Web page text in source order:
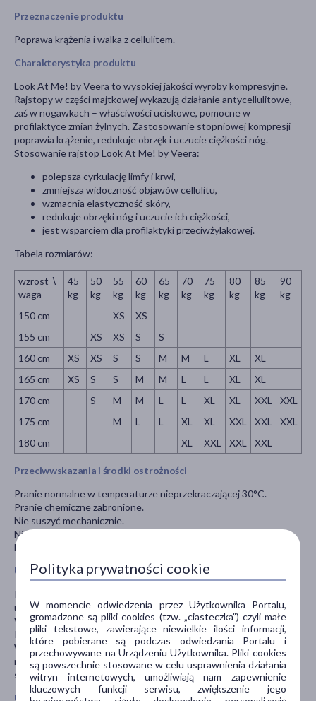
Przeznaczenie produktu
Poprawa krążenia i walka z cellulitem.
Charakterystyka produktu
Look At Me! by Veera to wysokiej jakości wyroby kompresyjne.
Rajstopy w części majtkowej wykazują działanie antycellulitowe,
zaś w nogawkach – właściwości uciskowe, pomocne w
profilaktyce zmian żylnych. Zastosowanie stopniowej kompresji
poprawia krążenie, redukuje obrzęk i uczucie ciężkości nóg.
Stosowanie rajstop Look At Me! by Veera:
polepsza cyrkulację limfy i krwi,
zmniejsza widoczność objawów cellulitu,
wzmacnia elastyczność skóry,
redukuje obrzęki nóg i uczucie ich ciężkości,
jest wsparciem dla profilaktyki przeciwżylakowej.
Tabela rozmiarów:
wzrost ∖
waga
45
kg
50
kg
55
kg
60
kg
65
kg
70
kg
75
kg
80
kg
85
kg
90
kg
150 cm
XS
XS
155 cm
XS XS S
S
160 cm
XS XS S S M M L XL
XL
165 cm
XS S S M M L L XL
XL
170 cm
S M M L L XL XL XXL
XXL
175 cm
M L L XL XL XXL XXL
XXL
180 cm
XL XXL XXL XXL
Przeciwwskazania i środki ostrożności
Pranie normalne w temperaturze nieprzekraczającej 30°C.
Pranie chemiczne zabronione.
Nie suszyć mechanicznie.
Nie chlorować.
Nie prasować.
Uwagi i środki ostrożności
Przed zastosowaniem należy zapoznać się z treścią instrukcji
używania lub etykietą bądź lekarzem.
W przypadku wątpliwości należy skonsultować się z lekarzem.
Przechowywać w sposób niedostępny dla dzieci.
W razie wystąpienia niepokojących objawów lub działań
niepożądanych należy przerwać stosowanie wyrobu i
skontaktować się z lekarzem.
Uwagi
Polityka prywatności cookie
W momencie odwiedzenia przez Użytkownika Portalu,
gromadzone są pliki cookies (tzw. „ciasteczka”) czyli małe
pliki tekstowe, zawierające niewielkie ilości informacji,
które pobierane są podczas odwiedzania Portalu i
przechowywane na Urządzeniu Użytkownika. Pliki cookies
są powszechnie stosowane w celu usprawnienia działania
witryn internetowych, umożliwiają nam zapewnienie
kluczowych funkcji serwisu, zwiększenie jego